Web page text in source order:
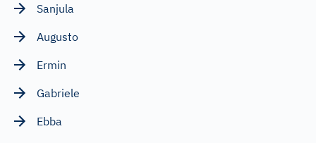
Sanjula
Augusto
Ermin
Gabriele
Ebba